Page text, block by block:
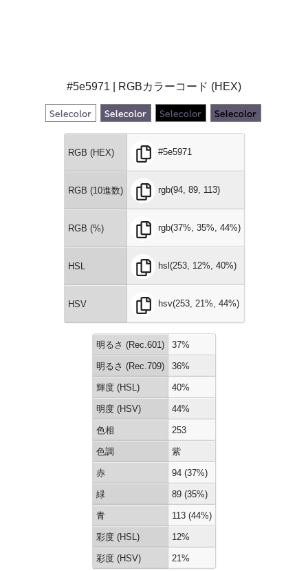
#5e5971 | RGBカラーコード (HEX)
RGB (HEX) #5e5971
RGB (10進数) rgb(94, 89, 113)
RGB (%) rgb(37%, 35%, 44%)
HSL hsl(253, 12%, 40%)
HSV hsv(253, 21%, 44%)
明るさ (Rec.601) 37%
明るさ (Rec.709) 36%
輝度 (HSL) 40%
明度 (HSV) 44%
色相 253
色調 紫
赤 94 (37%)
緑 89 (35%)
青 113 (44%)
彩度 (HSL) 12%
彩度 (HSV) 21%